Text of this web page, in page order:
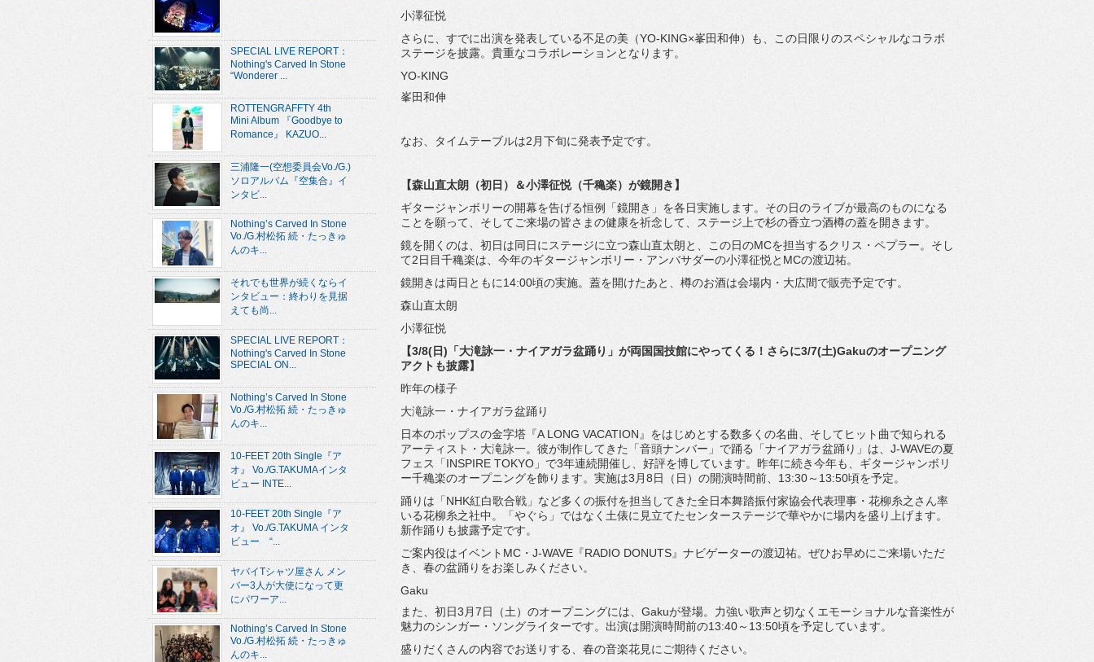
小澤征悦
さらに、すでに出演を発表している不足の美（YO-KING×峯田和伸）も、この日限りのスペシャルなコラボ
ステージを披露。 貴重なコラボレーションとなります。
YO-KING
峯田和伸
なお、タイムテーブルは2月下旬に発表予定です。
【森山直太朗（初日）＆小澤征悦（千穐楽）が鏡開き】
ギタージャンボリーの開幕を告げる恒例「鏡開き」 を各日実施します。 その日のライブが最高のものになる
ことを願って、 そしてご来場の皆さまの健康を祈念して、
ステージ上で杉の香立つ酒樽の蓋を開きます。
鏡を開くのは、初日は同日にステージに立つ森山直太朗と、
この日のMCを担当するクリス・ペプラー。 そし
て2日目千穐楽は、今年のギタージャンボリー・ アンバサダーの小澤征悦とMCの渡辺祐。
鏡開きは両日ともに14:00頃の実施。蓋を開けたあと、 樽のお酒は会場内・大広間で販売予定です。
森山直太朗
小澤征悦
【3/8(日)「大滝詠一・ナイアガラ盆踊り」 が両国国技館にやってくる！さらに3/7(土)Gakuのオープニング
アクトも披露】
昨年の様子
大滝詠一・ナイアガラ盆踊り
日本のポップスの金字塔『A LONG VACATION』をはじめとする数多くの名曲、 そしてヒット曲で知られる
アーティスト・大滝詠一。 彼が制作してきた「音頭ナンバー」で踊る「ナイアガラ盆踊り」 は、J-WAVEの夏
フェス「INSPIRE TOKYO」で3年連続開催し、好評を博しています。 昨年に続き今年も、 ギタージャンボリ
ー千穐楽のオープニングを飾ります。 実施は3月8日（日）の開演時間前、13:30～13:50頃を予定。
踊りは「NHK紅白歌合戦」 など多くの振付を担当してきた全日本舞踏振付家協会代表理事・ 花柳糸之さん率
いる花柳糸之社中。「やぐら」 ではなく土俵に見立てたセンターステージで華やかに場内を盛り上げます。
新作踊りも披露予定です。
ご案内役はイベントMC・J-WAVE『RADIO DONUTS』ナビゲーターの渡辺祐。 ぜひお早めにご来場いただ
き、春の盆踊りをお楽しみください。
Gaku
また、初日3月7日（土）のオープニングには、Gakuが登場。 力強い歌声と切なくエモーショナルな音楽性が
魅力のシンガー・ ソングライターです。出演は開演時間前の13:40～13:50頃を予定しています。
盛りだくさんの内容でお送りする、 春の音楽花見にご期待ください。
SPECIAL LIVE REPORT：
Nothing's Carved In Stone
“Wonderer ...
ROTTENGRAFFTY 4th
Mini Album 『Goodbye to
Romance』 KAZUO...
三浦隆一(空想委員会Vo./G.)
ソロアルバム『空集合』イ
ンタビ...
Nothing’s Carved In Stone
Vo./G.村松拓 続・たっきゅ
んのキ...
それでも世界が続くならイ
ンタビュー：終わりを見据
えても尚...
SPECIAL LIVE REPORT：
Nothing's Carved In Stone
SPECIAL ON...
Nothing’s Carved In Stone
Vo./G.村松拓 続・たっきゅ
んのキ...
10-FEET 20th Single『ア
オ』 Vo./G.TAKUMAインタ
ビュー INTE...
10-FEET 20th Single『ア
オ』 Vo./G.TAKUMA インタ
ビュー “...
ヤバイTシャツ屋さん メン
バー3人が大使になって更
にパワーア...
Nothing’s Carved In Stone
Vo./G.村松拓 続・たっきゅ
んのキ...